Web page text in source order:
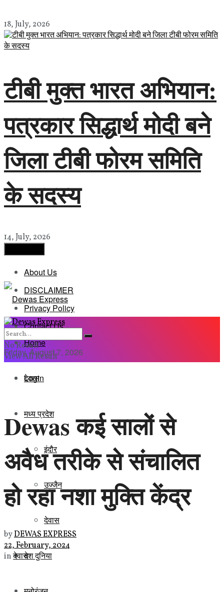
18, July, 2026
टीबी मुक्त भारत अभियान:
पत्रकार सिद्धार्थ मोदी बने
जिला टीबी फोरम समिति
के सदस्य
14, July, 2026
About Us
DISCLAIMER
Privacy Policy
Contact Us
Friday, August 7, 2026
Login
Home
देवास
मध्य प्रदेश
इंदौर
उज्जैन
देवास
देश दुनिया
No Result
View All Result
Dewas कई सालों से
अवैध तरीके से संचालित
हो रहा नशा मुक्ति केंद्र
byDEWAS EXPRESS
22, February, 2024
inदेवास